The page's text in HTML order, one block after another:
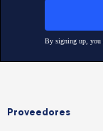
Proveedores